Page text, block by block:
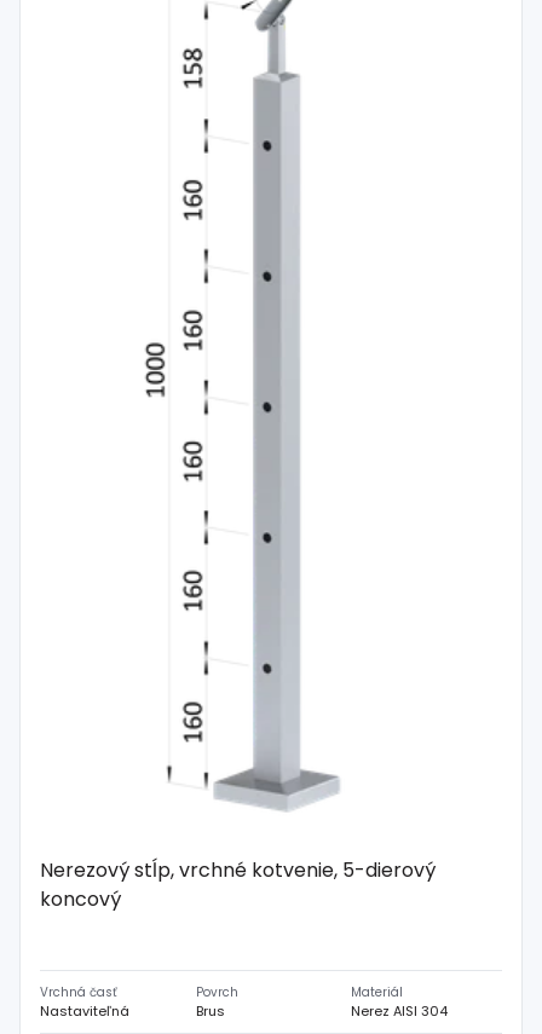
Nerezový stĺp, vrchné kotvenie, 5-dierový
koncový
Vrchná časť
Nastaviteľná
Povrch
Brus
Materiál
Nerez AISI 304